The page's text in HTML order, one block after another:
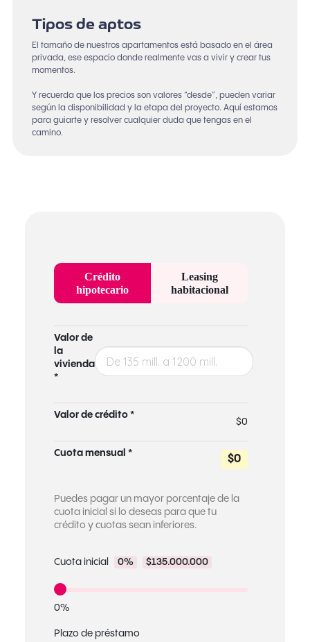
Tipos de aptos
El tamaño de nuestros apartamentos está basado en el área
privada, ese espacio donde realmente vas a vivir y crear tus
momentos.
Y recuerda que los precios son valores “desde”, pueden variar
según la disponibilidad y la etapa del proyecto. Aquí estamos
para guiarte y resolver cualquier duda que tengas en el
camino.
Crédito
hipotecario
Leasing
habitacional
Valor de
la
vivienda
*
Valor de crédito *
$0
Cuota mensual *
$0
Puedes pagar un mayor porcentaje de la
cuota inicial si lo deseas para que tu
crédito y cuotas sean inferiores.
Cuota inicial 0% $135.000.000
0%
Plazo de préstamo